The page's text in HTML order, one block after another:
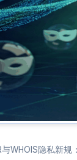
与WHOIS隐私新